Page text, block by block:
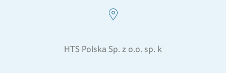
HTS Polska Sp. z o.o. sp. k